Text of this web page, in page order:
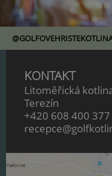
KONTAKT
Litoměřická
Terezín
+420 608 400 377